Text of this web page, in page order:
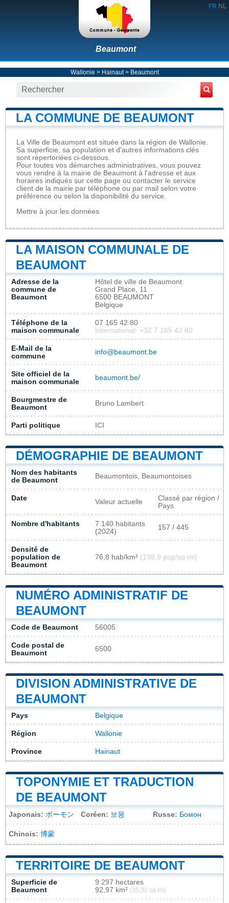
FR NL
Beaumont
Wallonie > Hainaut> Beaumont
LA COMMUNE DE BEAUMONT
La Ville de Beaumont est située dans la région de Wallonie.
Sa superficie, sa population et d'autres informations clés
sont répertoriées ci-dessous.
Pour toutes vos démarches administratives, vous pouvez
vous rendre à la mairie de Beaumont à l'adresse et aux
horaires indiqués sur cette page ou contacter le service
client de la mairie par téléphone ou par mail selon votre
préférence ou selon la disponibilité du service.
Mettre à jour les données
LA MAISON COMMUNALE DE
BEAUMONT
Adresse de la
commune de
Beaumont
Hôtel de ville de Beaumont
Grand Place, 11
6500 BEAUMONT
Belgique
Téléphone de la
maison communale
07 165 42 80
International: +32 7 165 42 80
E-Mail de la
commune
info@beaumont.be
Site officiel de la
maison communale
beaumont.be/
Bourgmestre de
Beaumont
Bruno Lambert
Parti politique ICI
DÉMOGRAPHIE DE BEAUMONT
Nom des habitants
de Beaumont
Beaumontois, Beaumontoises
Date Valeur actuelle
Classé par région /
Pays
Nombre d'habitants
7 140 habitants
(2024)
157 / 445
Densité de
population de
Beaumont
76,8 hab/km² (198,9 pop/sq mi)
NUMÉRO ADMINISTRATIF DE
BEAUMONT
Code de Beaumont 56005
Code postal de
Beaumont
6500
DIVISION ADMINISTRATIVE DE
BEAUMONT
Pays Belgique
Région Wallonie
Province Hainaut
TOPONYMIE ET TRADUCTION
DE BEAUMONT
Japonais: ボーモン Coréen: 보몽 Russe: Бомон
Chinois: 博蒙
TERRITOIRE DE BEAUMONT
Superficie de
Beaumont
9 297 hectares
92,97 km² (35,90 sq mi)